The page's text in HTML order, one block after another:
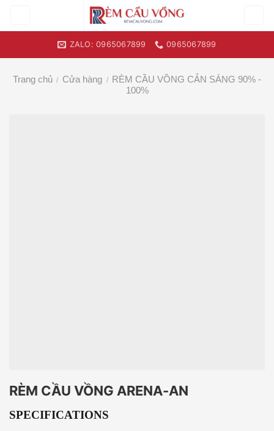
ZALO: 0965067899 0965067899
Trang chủ / Cửa hàng / RÈM CẦU VỒNG CẢN SÁNG 90% -
100%
RÈM CẦU VỒNG ARENA-AN
SPECIFICATIONS